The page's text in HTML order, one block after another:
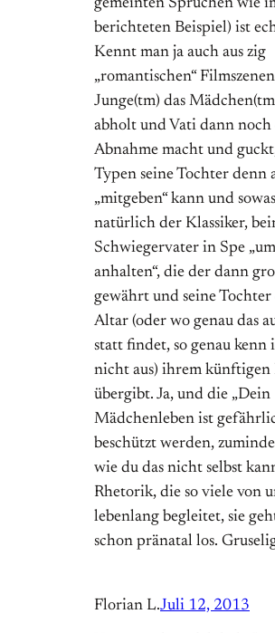
gemeinten Sprüchen wie
berichteten Beispiel) ist
Kennt man ja auch aus zig
„romantischen“
Junge(tm) das
abholt und Vati dann noch
Abnahme macht und
Typen seine Tochter denn
„mitgeben“ kann und
natürlich der Klassiker,
Schwiegervater in Spe
anhalten“, die der dann
gewährt und seine Tochter
Altar (oder wo genau das
statt findet, so genau kenn
nicht aus) ihrem künftigen
übergibt. Ja, und die „Dein
Mädchenleben ist
beschützt werden,
wie du das nicht selbst
Rhetorik, die so viele von
lebenlang begleitet, sie
schon pränatal los.
Florian L.Juli 12, 2013